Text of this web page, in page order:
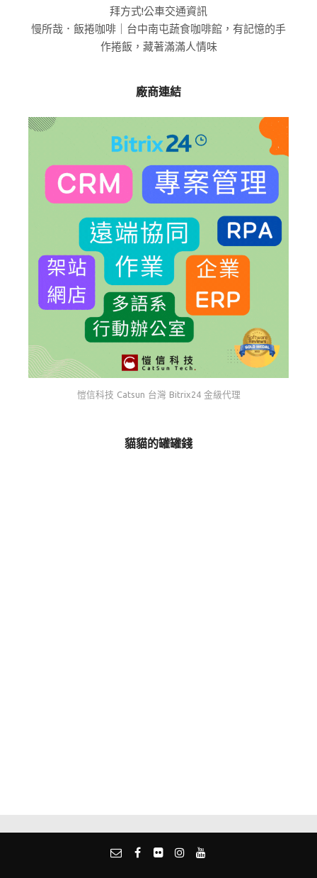
拜方式!公車交通資訊
慢所哉．飯捲咖啡｜台中南屯蔬食咖啡館，有記憶的手
作捲飯，藏著滿滿人情味
廠商連結
愷信科技 Catsun 台灣 Bitrix24 金級代理
貓貓的罐罐錢